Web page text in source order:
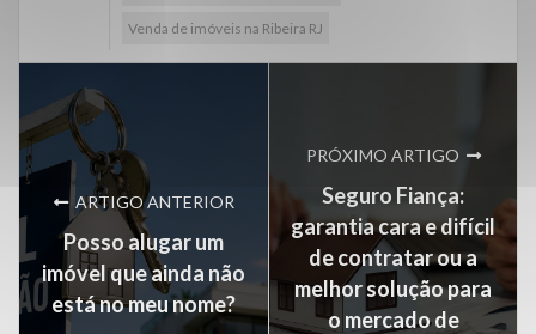
Venda de imóveis na Ribeira RJ
ARTIGO ANTERIOR
Posso alugar um
imóvel que ainda não
está no meu nome?
PRÓXIMO ARTIGO
Seguro Fiança:
garantia cara e difícil
de contratar ou a
melhor solução para
o mercado de